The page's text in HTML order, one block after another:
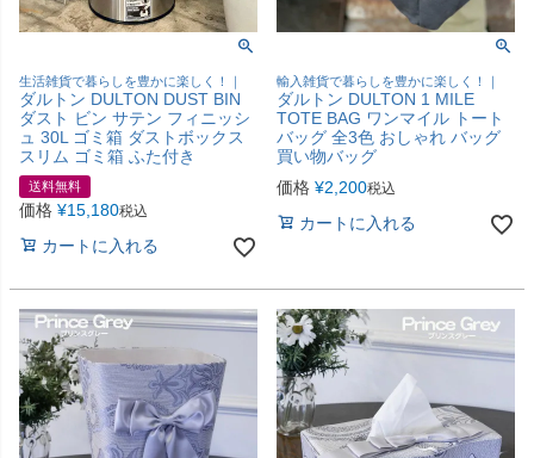
生活雑貨で暮らしを豊かに楽しく！｜
ダルトン DULTON DUST BIN
ダスト ビン サテン フィニッシ
ュ 30L ゴミ箱 ダストボックス
スリム ゴミ箱 ふた付き
送料無料
価格 ¥15,180税込
カートに入れる
輸入雑貨で暮らしを豊かに楽しく！｜
ダルトン DULTON 1 MILE
TOTE BAG ワンマイル トート
バッグ 全3色 おしゃれ バッグ
買い物バッグ
価格 ¥2,200税込
カートに入れる